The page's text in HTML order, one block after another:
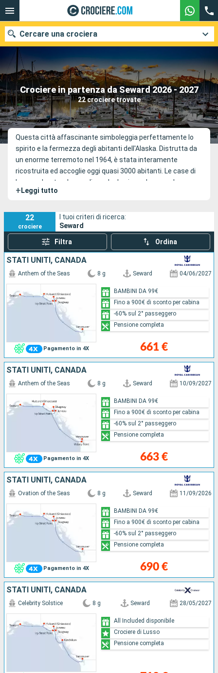
Crociere in partenza da Seward 2026 - 2027
22 crociere trovate
Cercare una crociera
Le nostre destinazioni
Mesi di partenza
Compagnie
Ricerca
Questa città affascinante simboleggia perfettamente lo
spirito e la fermezza degli abitanti dell'Alaska. Distrutta da
un enorme terremoto nel 1964, è stata interamente
ricostruita ed accoglie oggi quasi 3000 abitanti. Le case di
legno colorate e le scogliere che la circondano rendono
questo porto veramente pittoresco. Seward è anche il
vi affascinerà con i suoi ghiacciai, la sua fauna e la sua flora.
E' la sola città situata sulla costa orientale della Penisola
Partite per una crociera da Seward ? Ecco le informazioni
pratiche per il porto.
+ Leggi tutto
22
crociere
I tuoi criteri di ricerca:
Seward
Filtra Ordina
STATI UNITI, CANADA
Pagamento in 4X
Anthem of the Seas 8 g Seward 04/06/2027
661 €
BAMBINI DA 99€
Fino a 900€ di sconto per cabina
-60% sul 2° passeggero
Pensione completa
STATI UNITI, CANADA
Pagamento in 4X
Anthem of the Seas 8 g Seward 10/09/2027
663 €
BAMBINI DA 99€
Fino a 900€ di sconto per cabina
-60% sul 2° passeggero
Pensione completa
STATI UNITI, CANADA
Pagamento in 4X
Ovation of the Seas 8 g Seward 11/09/2026
690 €
BAMBINI DA 99€
Fino a 900€ di sconto per cabina
-60% sul 2° passeggero
Pensione completa
STATI UNITI, CANADA
Celebrity Solstice 8 g Seward 28/05/2027
All Included disponibile
Crociere di Lusso
Pensione completa